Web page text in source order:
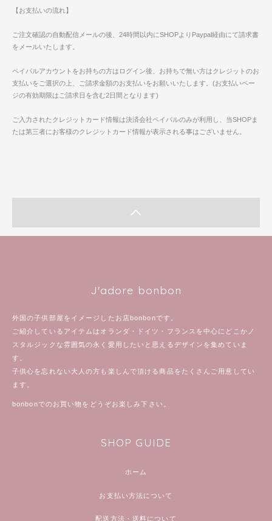
【お支払いの流れ】
ご注文確認の自動配信メールの後、24時間以内にSHOPよりPaypal経由にて請求書
をメールいたします。
ペイパルアカウントをお持ちの方はログイン後、お持ちで無い方はクレジットのお
支払いをご選択の上、ご請求金額のお支払いをお願いいたします。(お支払いペー
ジの有効期限はご請求日を含む2日間となります)
ご入力されたクレジットカード情報は決済会社ペイパルのみが利用し、当SHOPま
たは第三者にお客様のクレジットカード情報が表示される事はございません。
J'adore bonbon
外国の子供部屋をイメージしたお店bonbonです。
ご紹介しているアイテムはオランダ・ドイツ・フランスを中心にどこかノ
スタルジックな雰囲気の永く愛用したいと思えるデザインを集めていま
す。
子供心を忘れない大人の方も楽しんで頂ける商品をたくさんご用意してい
ます。
bonbonでのお買い物をどうぞお楽しみ下さい。
SHOP GUIDE
ホーム
お支払い方法について
配送方法・送料について